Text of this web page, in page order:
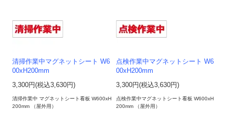
清掃作業中マグネットシート W6
00xH200mm
3,300円(税込3,630円)
清掃作業中 マグネットシート看板 W600xH
200mm （屋外用）
点検作業中マグネットシート W6
00xH200mm
3,300円(税込3,630円)
点検作業中マグネットシート看板 W600xH
200mm （屋外用）